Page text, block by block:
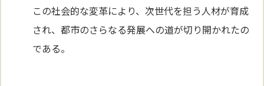
この社会的な変革により、次世代を担う人材が育成
され、都市のさらなる発展への道が切り開かれたの
である。